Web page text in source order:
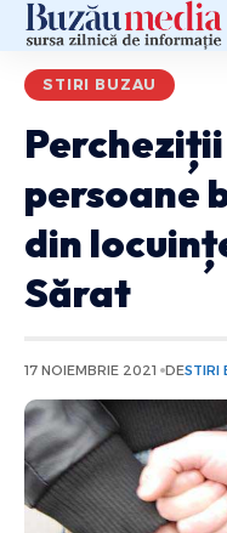
STIRI BUZAU
persoane
din
Sărat
17 NOIEMBRIE 2021 DESTIRI